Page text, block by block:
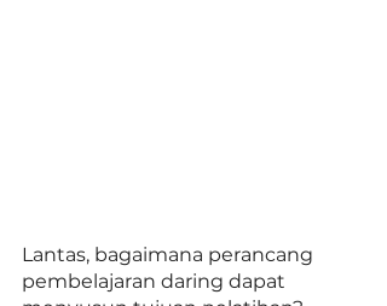
Lantas, bagaimana perancang
pembelajaran daring dapat